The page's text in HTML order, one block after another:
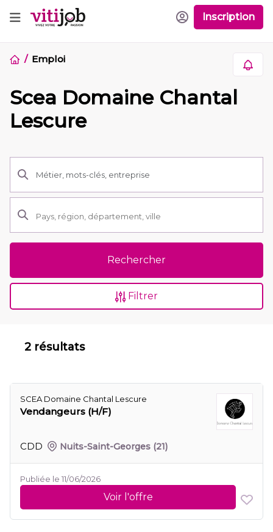
Inscription
Emploi
Scea Domaine Chantal
Lescure
Rechercher
Filtrer
2 résultats
SCEA Domaine Chantal Lescure
Vendangeurs (H/F)
CDD Nuits-Saint-Georges (21)
Publiée le 11/06/2026
Voir l'offre